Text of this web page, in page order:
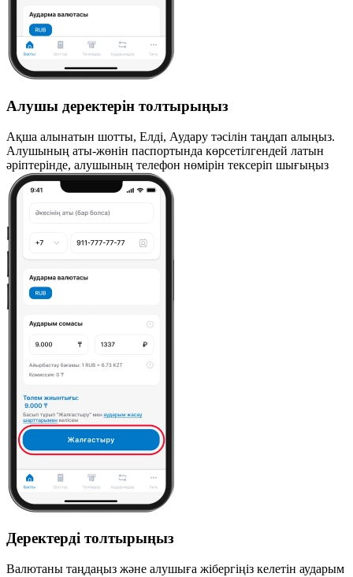
Алушы деректерін толтырыңыз
Ақша алынатын шотты, Елді, Аудару тәсілін таңдап алыңыз.
Алушының аты-жөнін паспортында көрсетілгендей латын
әріптерінде, алушының телефон нөмірін тексеріп шығыңыз
Деректерді толтырыңыз
Валютаны таңдаңыз және алушыға жібергіңіз келетін аударым